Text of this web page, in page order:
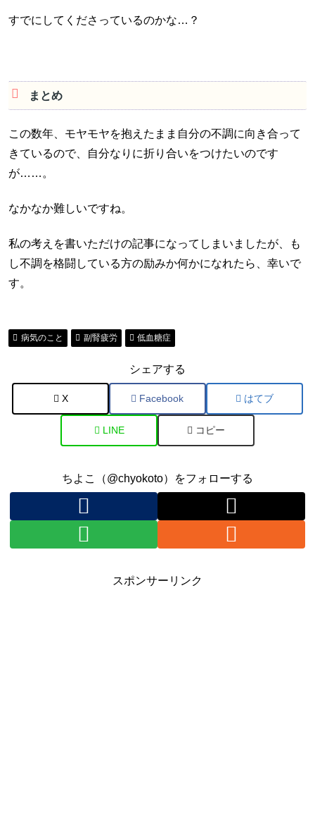
すでにしてくださっているのかな…？
まとめ
この数年、モヤモヤを抱えたまま自分の不調に向き合って
きているので、自分なりに折り合いをつけたいのです
が……。
なかなか難しいですね。
私の考えを書いただけの記事になってしまいましたが、も
し不調を格闘している方の励みか何かになれたら、幸いで
す。
病気のこと 副腎疲労 低血糖症
シェアする
X Facebook はてブ
LINE コピー
ちよこ（@chyokoto）をフォローする
スポンサーリンク